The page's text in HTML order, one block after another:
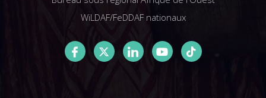
WiLDAF/FeDDAF nationaux